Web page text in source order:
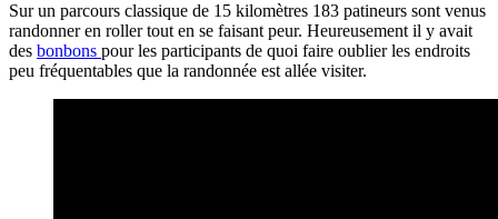
Sur un parcours classique de 15 kilomètres 183 patineurs sont venus
randonner en roller tout en se faisant peur. Heureusement il y avait
des bonbons pour les participants de quoi faire oublier les endroits
peu fréquentables que la randonnée est allée visiter.